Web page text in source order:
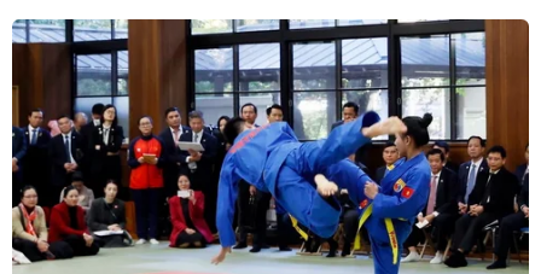
TIN LIÊN QUAN